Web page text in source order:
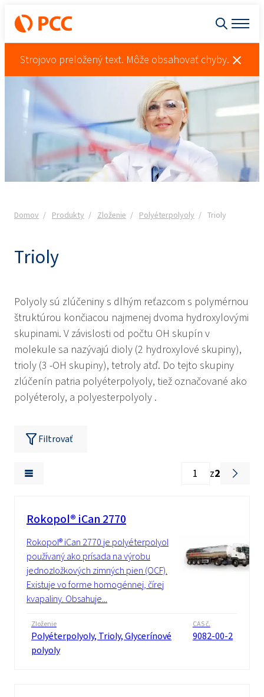
Strojovo preložený text. Môže obsahovať chyby.
Domov Produkty Zloženie Polyéterpolyoly Trioly
Trioly
Polyoly sú zlúčeniny s dlhým reťazcom s polymérnou
štruktúrou končiacou najmenej dvoma hydroxylovými
skupinami. V závislosti od počtu OH skupín v
molekule sa nazývajú dioly (2 hydroxylové skupiny),
trioly (3 -OH skupiny), tetroly atď. Do tejto skupiny
zlúčenín patria polyéterpolyoly, tiež označované ako
polyéteroly, a polyesterpolyoly .
Filtrovať
z2
Rokopol® iCan 2770
Rokopol® iCan 2770 je polyéterpolyol
používaný ako prísada na výrobu
jednozložkových zimných pien (OCF).
Existuje vo forme homogénnej, čírej
kvapaliny. Obsahuje...
Zloženie
Polyéterpolyoly, Trioly, Glycerínové
polyoly
CAS č.
9082-00-2